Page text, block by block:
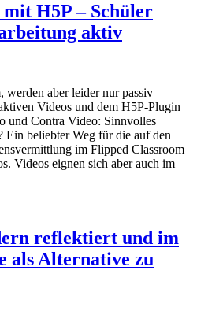
H5P – Schüler
aktiv
aber leider nur passiv
Videos und dem H5P-Plugin
und Contra Video: Sinnvolles
Ein beliebter Weg für die auf den
im Flipped Classroom
Videos eignen sich aber auch im
reflektiert und im
als Alternative zu